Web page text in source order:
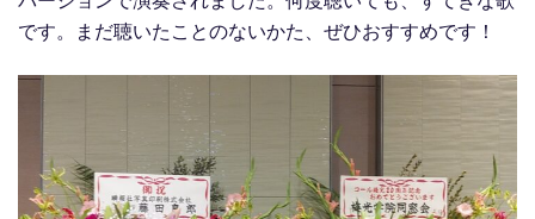
です。まだ聴いたことのないかた、ぜひおすすめです！